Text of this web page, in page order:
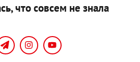
что совсем не знала